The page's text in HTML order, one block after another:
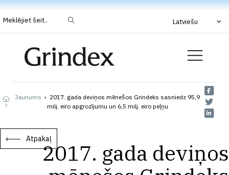
Meklējiet šeit.. Latviešu
Jaunums › 2017. gada deviņos mēnešos Grindeks sasniedz 95,9
milj. eiro apgrozījumu un 6,5 milj. eiro peļņu
Atpakaļ
2017. gada deviņos